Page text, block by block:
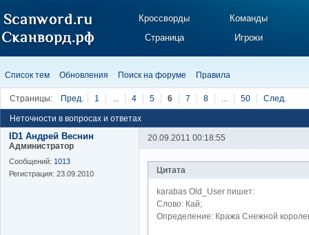
Кроссворды
Команды
Страница
Игроки
Список тем Обновления Поиск на форуме Правила
Страницы: Пред. 1 ... 4 5 6 7 8 ... 50 След.
Неточности в вопросах и ответах
ID1 Андрей Веснин
Администратор
Сообщений: 1013
Регистрация: 23.09.2010
20.09.2011 00:18:55
Цитата
karabas Old_User пишет:
Слово: Кай;
Определение: Кража Снежной